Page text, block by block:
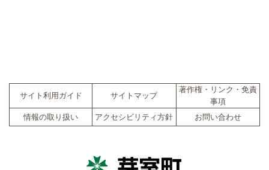
サイト利用ガイド サイトマップ
著作権・リンク・免責
事項
情報の取り扱い
アクセシビリティ方針 お問い合わせ